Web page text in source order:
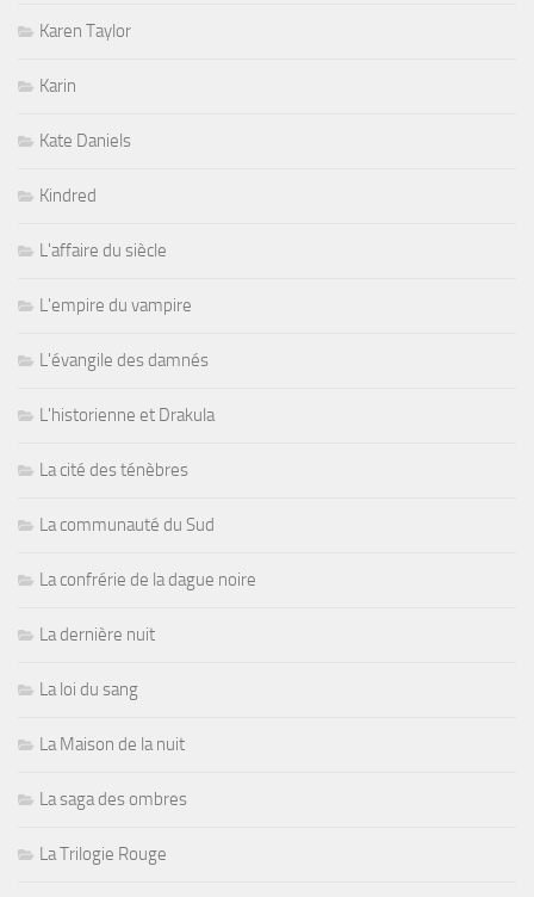
Karen Taylor
Karin
Kate Daniels
Kindred
L'affaire du siècle
L'empire du vampire
L'évangile des damnés
L'historienne et Drakula
La cité des ténèbres
La communauté du Sud
La confrérie de la dague noire
La dernière nuit
La loi du sang
La Maison de la nuit
La saga des ombres
La Trilogie Rouge